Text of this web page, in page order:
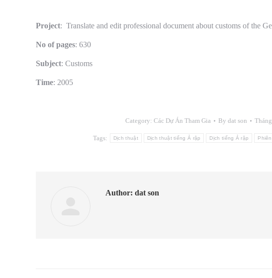
Project: Translate and edit professional document about customs of the
No of pages: 630
Subject: Customs
Time: 2005
Category: Các Dự Án Tham Gia By dat son
Tags: Dịch thuật Dịch thuật tiếng Ả rập Dịch tiếng Ả rập
Author: dat son